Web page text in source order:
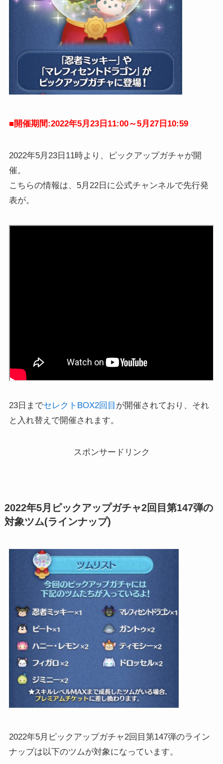
■開催期間:2022年5月23日11:00～5月27日10:59
2022年5月23日11時より、ピックアップガチャが開
催。
こちらの情報は、5月22日に公式チャンネルで先行発
表が。
23日までセレクトBOX2回目 が開催されており、それ
と入れ替えで開催されます。
スポンサードリンク
2022年5月ピックアップガチャ2回目第147弾の
対象ツム(ラインナップ)
2022年5月ピックアップガチャ2回目第147弾のライン
ナップは以下のツムが対象になっています。